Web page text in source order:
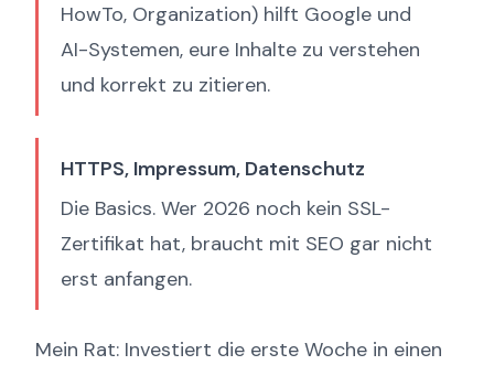
HowTo, Organization) hilft Google und
AI-Systemen, eure Inhalte zu verstehen
und korrekt zu zitieren.
HTTPS, Impressum, Datenschutz
Die Basics. Wer 2026 noch kein SSL-
Zertifikat hat, braucht mit SEO gar nicht
erst anfangen.
Mein Rat: Investiert die erste Woche in einen